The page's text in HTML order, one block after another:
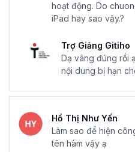
hoạt động. Do
iPad hay sao vậy.?
Trợ Giảng Gitiho
Dạ vâng đúng rồi
nội dung bị hạn
Hồ Thị Như Yến
Làm sao để hiện
tên hàm vậy ạ